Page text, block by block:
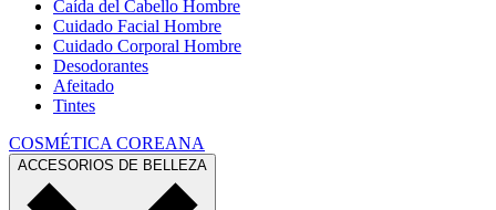
Caída del Cabello Hombre
Cuidado Facial Hombre
Cuidado Corporal Hombre
Desodorantes
Afeitado
Tintes
COSMÉTICA COREANA
ACCESORIOS DE BELLEZA